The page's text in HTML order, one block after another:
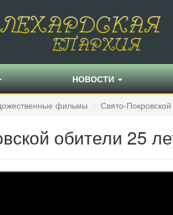
НОВОСТИ
фильмы Свято-
обители 25